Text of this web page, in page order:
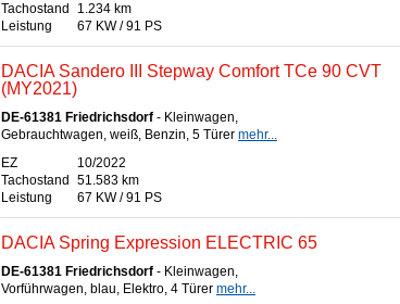
Tachostand
1.234 km
Leistung
67 KW / 91 PS
DACIA Sandero III Stepway Comfort TCe 90 CVT
(MY2021)
DE-61381 Friedrichsdorf - Kleinwagen,
Gebrauchtwagen, weiß, Benzin, 5 Türer mehr...
EZ
10/2022
Tachostand
51.583 km
Leistung
67 KW / 91 PS
DACIA Spring Expression ELECTRIC 65
DE-61381 Friedrichsdorf - Kleinwagen,
Vorführwagen, blau, Elektro, 4 Türer mehr...